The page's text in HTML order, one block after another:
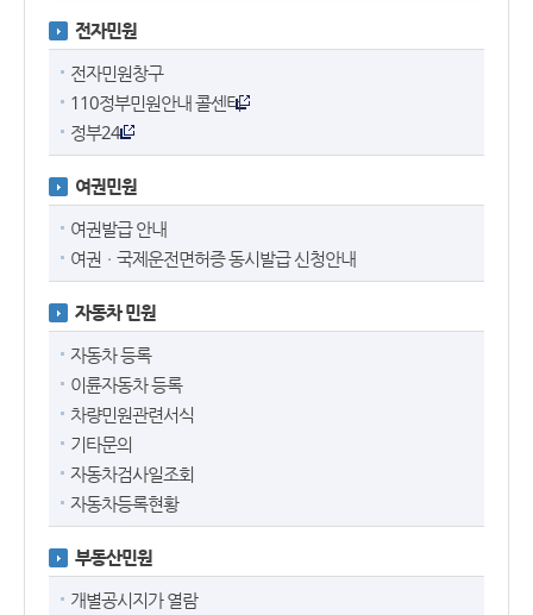
전자민원
전자민원창구
110정부민원안내 콜센터
정부24
여권민원
여권발급 안내
여권ㆍ국제운전면허증 동시발급 신청안내
자동차 민원
자동차 등록
이륜자동차 등록
차량민원관련서식
기타문의
자동차검사일조회
자동차등록현황
부동산민원
개별공시지가 열람